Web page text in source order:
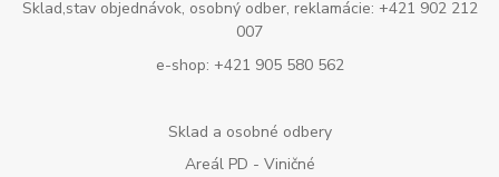
Sklad,stav objednávok, osobný odber, reklamácie: +421 902 212
007
e-shop: +421 905 580 562
Sklad a osobné odbery
Areál PD - Viničné